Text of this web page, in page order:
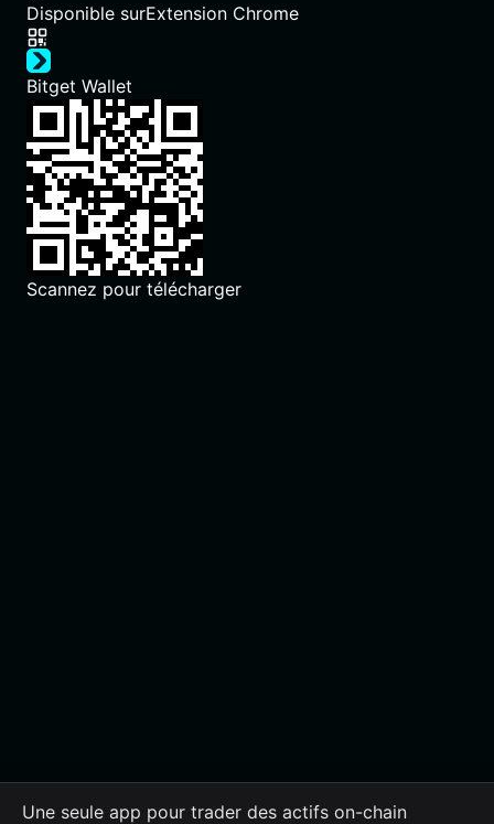
Disponible surExtension Chrome
Bitget Wallet
Scannez pour télécharger
Une seule app pour trader des actifs on-chain